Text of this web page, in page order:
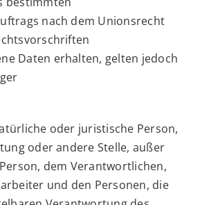
nach dem Unionsrecht
Daten erhalten, gelten jedoch
oder juristische Person,
oder andere Stelle, außer
dem Verantwortlichen,
und den Personen, die